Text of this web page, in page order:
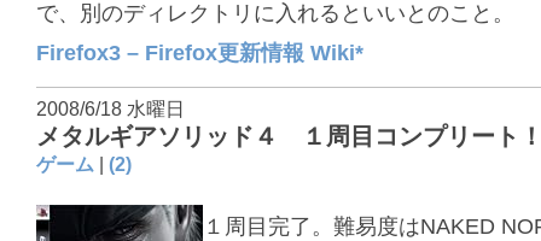
で、別のディレクトリに入れるといいとのこと。
Firefox3 – Firefox更新情報 Wiki*
2008/6/18 水曜日
メタルギアソリッド４ １周目コンプリート
ゲーム (2)
１周目完了。難易度はNAKED